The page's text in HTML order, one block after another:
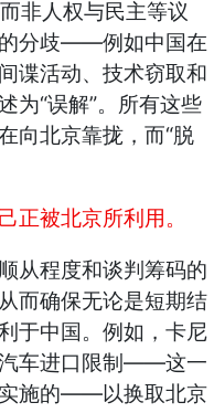
非人权与民主等议
分歧——例如中国在
谍活动、技术窃取和
为“误解”。所有这些
向北京靠拢，而“脱
正被北京所利用。
从程度和谈判筹码的
而确保无论是短期结
于中国。例如，卡尼
车进口限制 ——这一
施的——以换取北京